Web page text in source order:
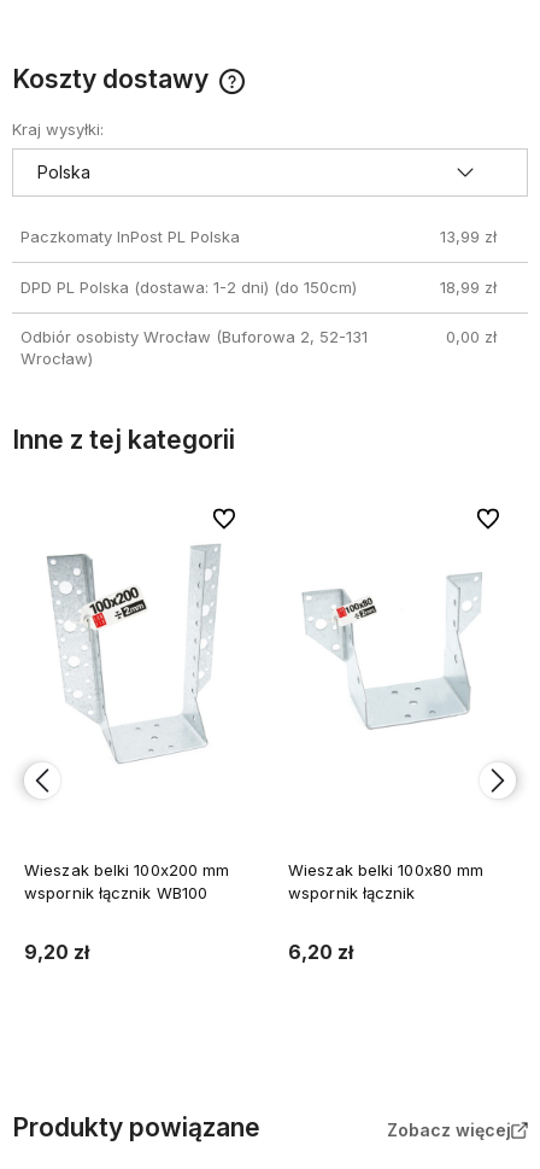
Koszty dostawy
Kraj wysyłki:
Paczkomaty InPost PL Polska 13,99 zł
DPD PL Polska (dostawa: 1-2 dni) (do 150cm) 18,99 zł
Odbiór osobisty Wrocław (Buforowa 2, 52-131
Wrocław)
0,00 zł
Inne z tej kategorii
Wieszak belki 100x200 mm
wspornik łącznik WB100
9,20 zł
Do ulubionych
Do ulubionych
Wieszak belki 100x80 mm
wspornik łącznik
6,20 zł
Do
Do
Produkty powiązane Zobacz więcej